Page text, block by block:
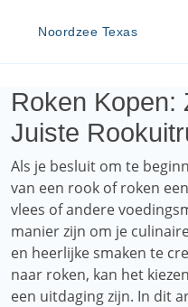
Noordzee Texas
Roken Kopen:
Juiste
Als je besluit om te
van een rook of roken
vlees of andere
manier zijn om je
en heerlijke smaken te
naar roken, kan het
een uitdaging zijn. In dit